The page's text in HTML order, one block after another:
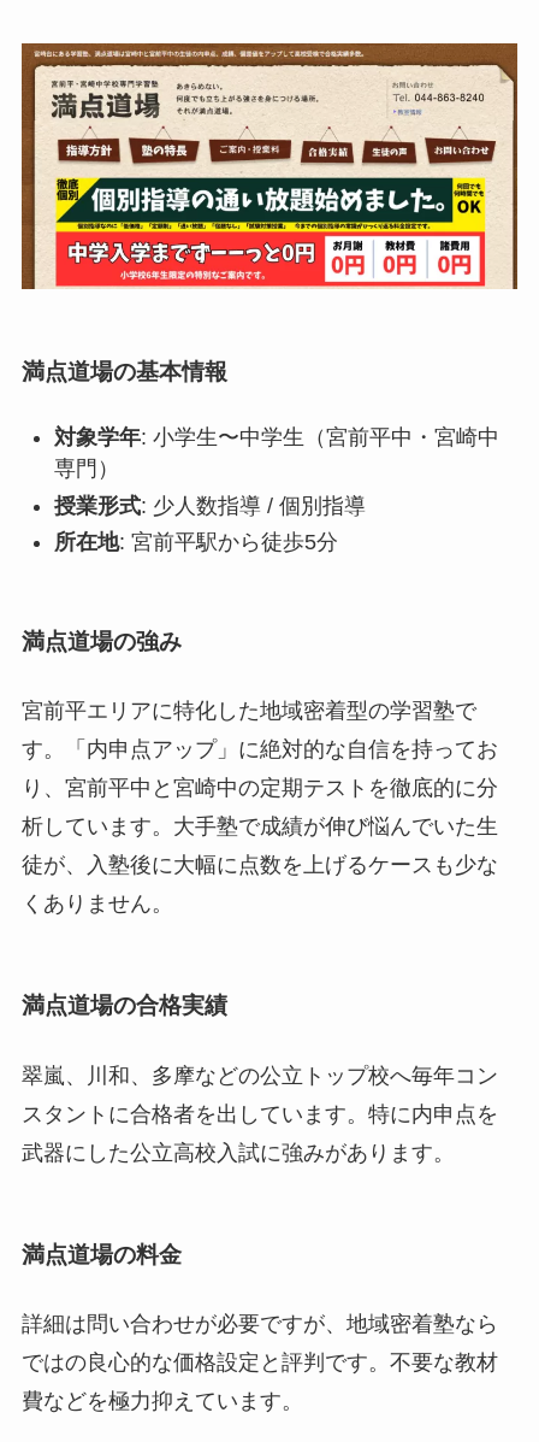
満点道場の基本情報
対象学年: 小学生〜中学生（宮前平中・宮崎中
専門）
授業形式: 少人数指導 / 個別指導
所在地: 宮前平駅から徒歩5分
満点道場の強み
宮前平エリアに特化した地域密着型の学習塾で
す。「内申点アップ」に絶対的な自信を持ってお
り、宮前平中と宮崎中の定期テストを徹底的に分
析しています。大手塾で成績が伸び悩んでいた生
徒が、入塾後に大幅に点数を上げるケースも少な
くありません。
満点道場の合格実績
翠嵐、川和、多摩などの公立トップ校へ毎年コン
スタントに合格者を出しています。特に内申点を
武器にした公立高校入試に強みがあります。
満点道場の料金
詳細は問い合わせが必要ですが、地域密着塾なら
ではの良心的な価格設定と評判です。不要な教材
費などを極力抑えています。